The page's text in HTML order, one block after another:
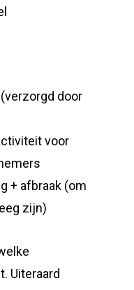
door
voor
afbraak (om
zijn)
Uiteraard